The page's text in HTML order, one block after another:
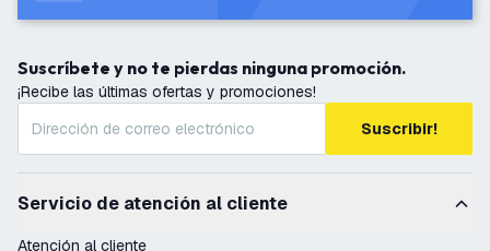
Suscríbete y no te pierdas ninguna promoción.
¡Recibe las últimas ofertas y promociones!
Suscribir!
Servicio de atención al cliente
Atención al cliente